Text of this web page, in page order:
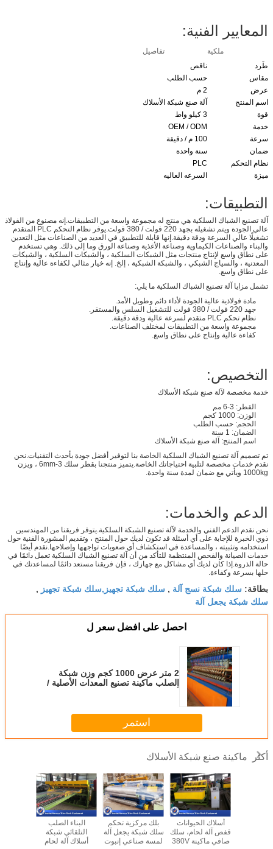
المعايير الفنية:
ملكية
تفاصيل
طَرد
ناقص
مقاس
حسب الطلب
عرض
2 م
اسم المنتج
آلة صنع شبكة الأسلاك
قوة
3 كيلو واط
خدمة
OEM / ODM
سرعة
100 م / دقيقة
ضمان
سنة واحدة
نظام التحكم
PLC
ميزة
السرعه العاليه
التطبيقات:
آلة تصنيع الشباك السلكية هي منتج له مجموعة واسعة من التطبيقات.إنه مصنوع من الفولاذ
عالي الجودة ويتم تشغيله بجهد 220 فولت / 380 فولت.يوفر نظام التحكم PLC المتقدم
تشغيلًا عالي السرعة ودقة دقيقة.إنها قابلة للتطبيق في العديد من الصناعات مثل التعدين
والبناء والصناعات الكيماوية وصناعة الأغذية وصناعة الورق وما إلى ذلك. وهي تستخدم
على نطاق واسع لإنتاج منتجات مثل الشبكات السلكية ، والشبكات السلكية ، والشبكات
المعدنية ، والسياج الشبكي ، والشبكة الشبكية ، إلخ. إنه خيار مثالي لكفاءة عالية وإنتاج
على نطاق واسع.
تشمل مزايا آلة تصنيع الشباك السلكية ما يلي:
مادة فولاذية عالية الجودة لأداء دائم وطويل الأمد.
جهد 220 فولت / 380 فولت للتشغيل السلس والمستقر.
نظام تحكم PLC متقدم لسرعة عالية ودقة دقيقة.
مجموعة واسعة من التطبيقات لمختلف الصناعات.
كفاءة عالية وإنتاج على نطاق واسع.
التخصيص:
خدمة مخصصة لآلة صنع شبكة الأسلاك
القطر: 3-6 مم
الوزن: 1000 كجم
الحجم: حسب الطلب
الضمان: 1 سنة
اسم المنتج: آلة صنع شبكة الأسلاك
تم تصميم آلة تصنيع الشباك السلكية الخاصة بنا لتوفير أفضل جودة بأحدث التقنيات.نحن
نقدم خدمات مخصصة لتلبية احتياجاتك الخاصة.يتميز منتجنا بقطر سلك 3-6mm ، ويزن
1000kg ويأتي مع ضمان لمدة سنة واحدة.
الدعم والخدمات:
نحن نقدم الدعم الفني والخدمة لآلة تصنيع الشبكة السلكية.يتوفر فريقنا من المهندسين
ذوي الخبرة للإجابة على أي أسئلة قد تكون لديك حول المنتج ، وتقديم المشورة الفنية حول
استخدامه وتثبيته ، والمساعدة في استكشاف أي صعوبات تواجهها وإصلاحها.نقدم أيضًا
خدمات الصيانة والفحص المنتظمة للتأكد من أن آلة تصنيع الشباك السلكية تعمل دائمًا في
حالة الذروة.إذا كان لديك أي مشاكل مع جهازك ، فإن فريقنا مستعد دائمًا لمساعدتك في
حلها بسرعة وكفاءة.
بطاقة: سلك شبكة نسج آلة , سلك شبكة تجهيز,سلك شبكة تجهيز ,
سلك شبكة يجعل آلة
احصل على افضل سعر ل
2 متر عرض 1000 كجم وزن شبكة
الصلب ماكينة تصنيع المعدات الأصلية /
استمر
أكثر ماكينة صنع شبكة الأسلاك
البناء الصلب
التلقائي شبكة
أسلاك آلة لحام
بلك مركزية تحكم
سلك شبكة يجعل آلة
لمسة صناعي إنبوت
أسلاك الحيوانات
قفص آلة لحام، سلك
صافي ماكينة 380V